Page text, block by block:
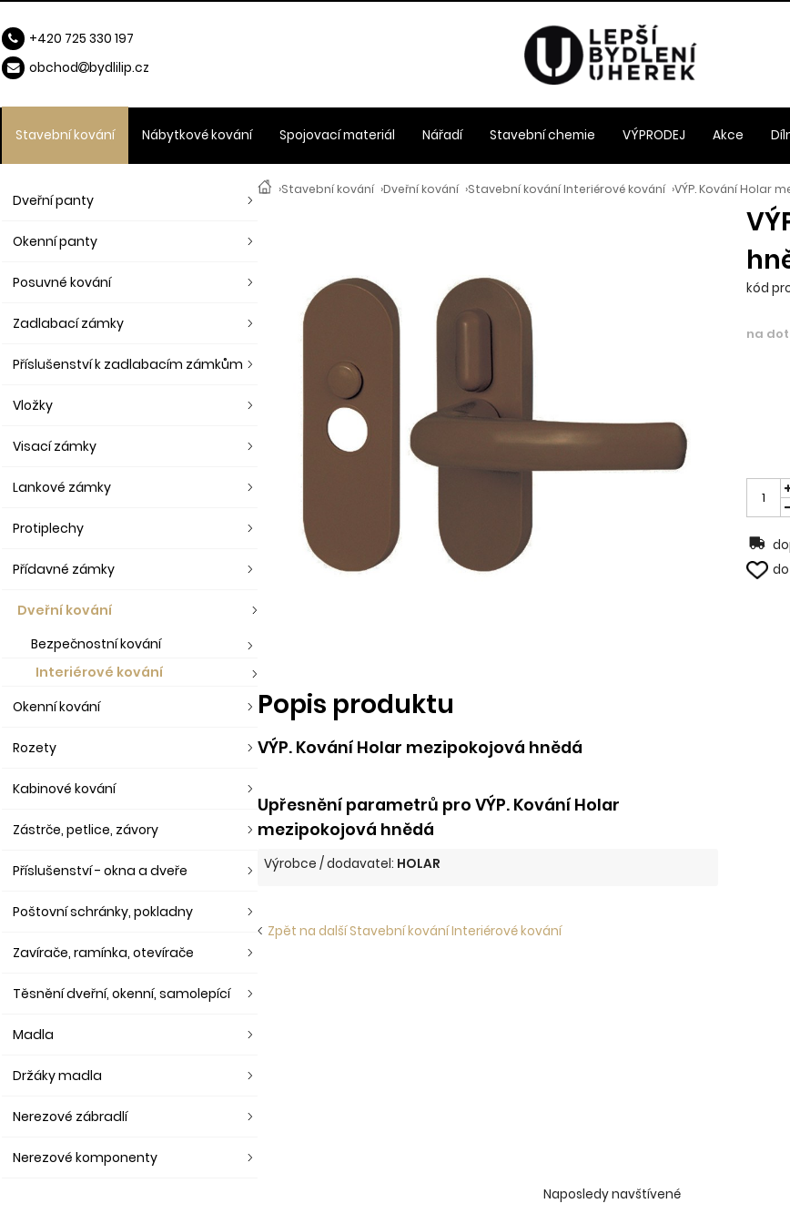
›Stavební kování ›Dveřní kování ›Stavební kování Interiérové kování ›VÝP. Kování Holar
kód
na
Popis produktu
VÝP. Kování Holar mezipokojová hnědá
Upřesnění parametrů pro VÝP. Kování Holar
mezipokojová hnědá
Výrobce / dodavatel: HOLAR
Zpět na další Stavební kování Interiérové kování
Dveřní panty
Okenní panty
Posuvné kování
Zadlabací zámky
Příslušenství k zadlabacím zámkům
Vložky
Visací zámky
Lankové zámky
Protiplechy
Přídavné zámky
Dveřní kování
Bezpečnostní kování
Interiérové kování
Okenní kování
Rozety
Kabinové kování
Zástrče, petlice, závory
Příslušenství - okna a dveře
Poštovní schránky, pokladny
Zavírače, ramínka, otevírače
Těsnění dveřní, okenní, samolepící
Madla
Držáky madla
Nerezové zábradlí
Nerezové komponenty
Stavební kování Nábytkové kování Spojovací materiál Nářadí Stavební chemie VÝPRODEJ Akce
+420 725 330 197
obchod
bydlilip.cz
Naposledy navštívené